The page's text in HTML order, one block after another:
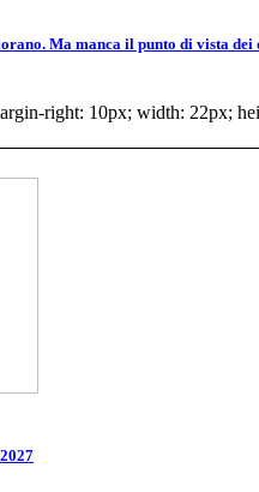
Ma manca il punto di vista dei
right: 10px; width: 22px;